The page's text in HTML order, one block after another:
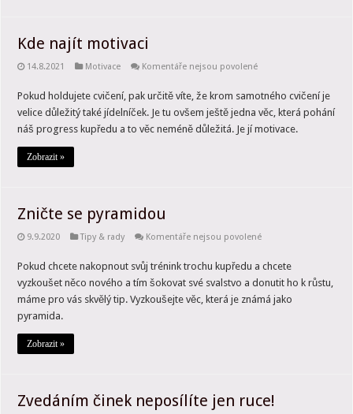
Kde najít motivaci
14.8.2021 Motivace Komentáře nejsou povolenéu
názvem
Kde
najít
motivaci
Pokud holdujete cvičení, pak určitě víte, že krom samotného cvičení je
velice důležitý také jídelníček. Je tu ovšem ještě jedna věc, která pohání
náš progress kupředu a to věc neméně důležitá. Je jí motivace.
Zobrazit »
Zničte se pyramidou
9.9.2020 Tipy & rady Komentáře nejsou povolenéu
názvem
Zničte
se
pyramidou
Pokud chcete nakopnout svůj trénink trochu kupředu a chcete
vyzkoušet něco nového a tím šokovat své svalstvo a donutit ho k růstu,
máme pro vás skvělý tip. Vyzkoušejte věc, která je známá jako
pyramida.
Zobrazit »
Zvedáním činek neposílíte jen ruce!